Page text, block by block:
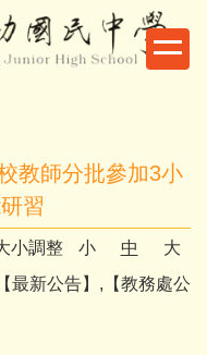
教師分批參加3小
習
小調整 小 中
大
【最新公告】,【教務處公